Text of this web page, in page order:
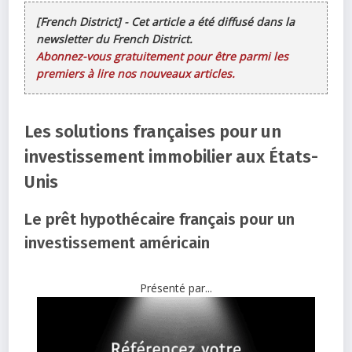
[French District] - Cet article a été diffusé dans la
newsletter du French District.
Abonnez-vous gratuitement pour être parmi les
premiers à lire nos nouveaux articles.
Les solutions françaises pour un
investissement immobilier aux États-
Unis
Le prêt hypothécaire français pour un
investissement américain
Présenté par...